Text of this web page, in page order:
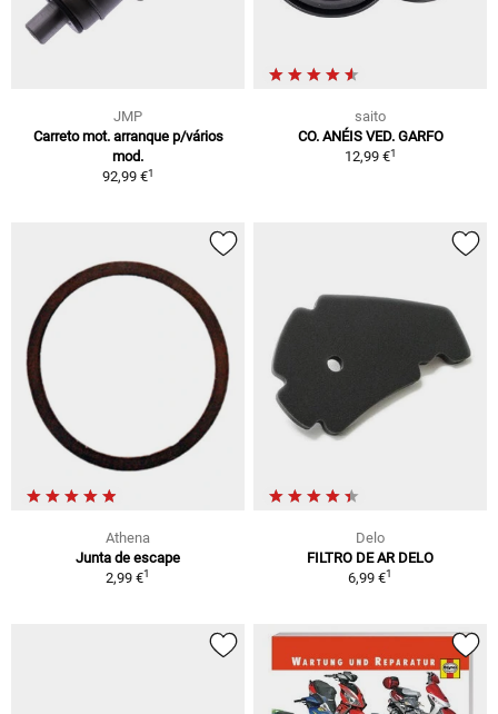
JMP
Carreto mot. arranque p/vários
mod.
92,99 €1
saito
CO. ANÉIS VED. GARFO
12,99 €1
Athena
Junta de escape
2,99 €1
Delo
FILTRO DE AR DELO
6,99 €1